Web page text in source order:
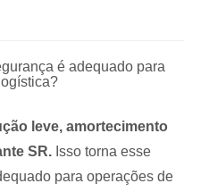
é adequado para
leve, amortecimento
SR. Isso torna esse
para operações de